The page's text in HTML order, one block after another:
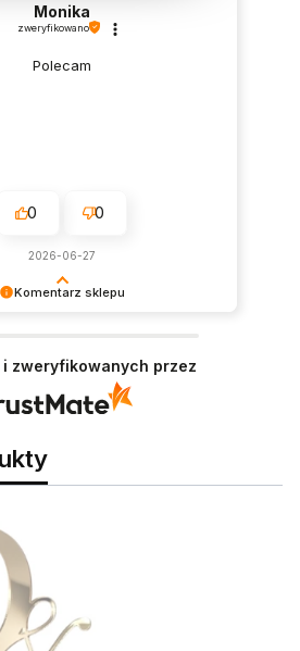
Komentarz sklepu
Monika
zweryfikowano
Polecam
0 0
2026-06-27
zweryfikowanych przez